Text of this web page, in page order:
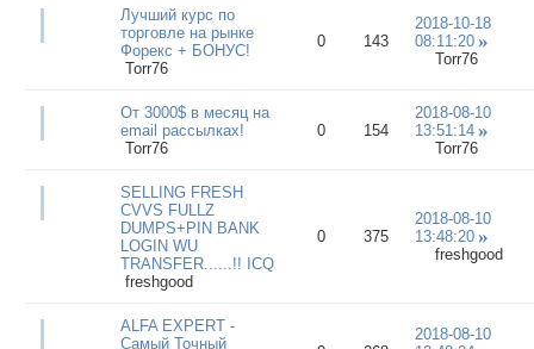
Лучший курс по
торговле на рынке
Форекс + БОНУС!
Torr76
0 143
2018-10-18
08:11:20
Torr76
От 3000$ в месяц на
email рассылках!
Torr76
0 154
2018-08-10
13:51:14
Torr76
SELLING FRESH
CVVS FULLZ
DUMPS+PIN BANK
LOGIN WU
TRANSFER......!! ICQ
freshgood
0 375
2018-08-10
13:48:20
freshgood
ALFA EXPERT -
Самый Точный
2018-08-10